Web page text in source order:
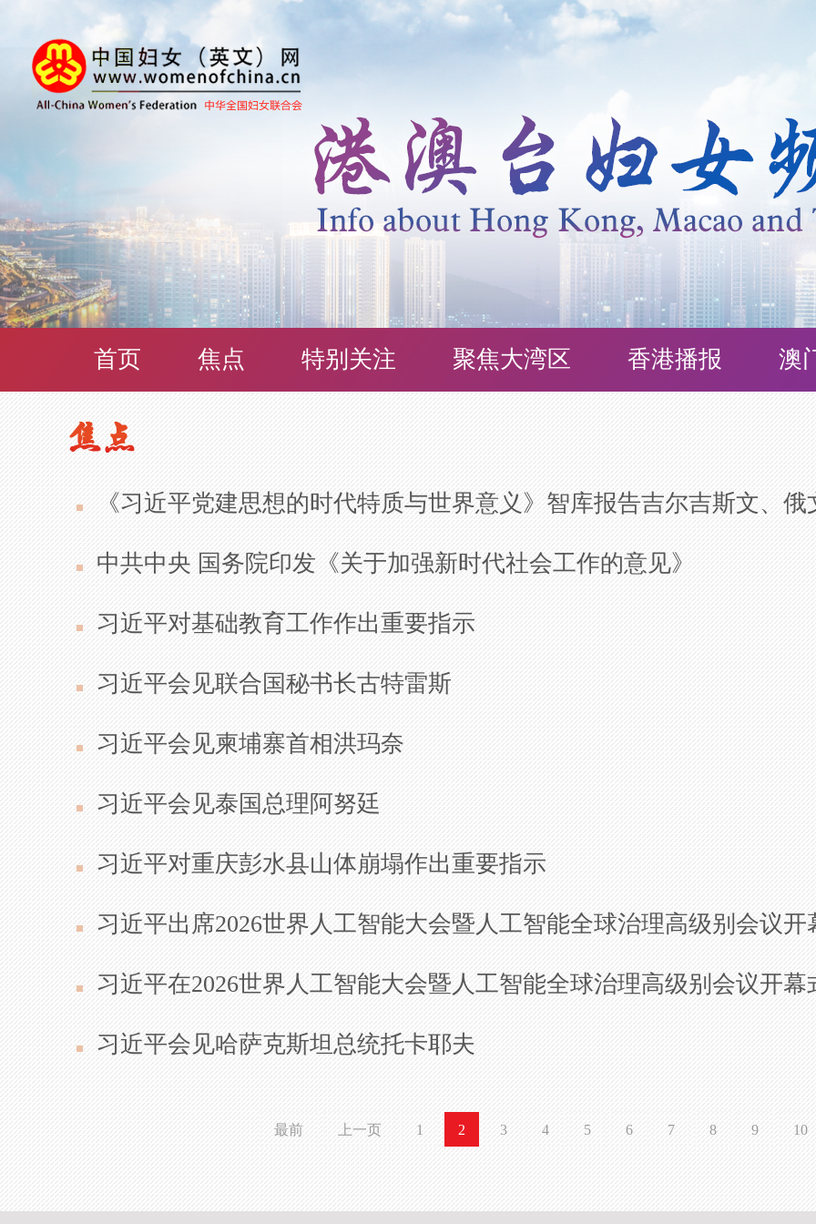
首页 焦点 特别关注 聚焦大湾区 香港播报 澳
《习近平党建思想的时代特质与世界意义》智库报告吉尔吉斯文、俄
中共中央 国务院印发《关于加强新时代社会工作的意见》
习近平对基础教育工作作出重要指示
习近平会见联合国秘书长古特雷斯
习近平会见柬埔寨首相洪玛奈
习近平会见泰国总理阿努廷
习近平对重庆彭水县山体崩塌作出重要指示
习近平出席2026世界人工智能大会暨人工智能全球治理高级别会议
习近平在2026世界人工智能大会暨人工智能全球治理高级别会议开
习近平会见哈萨克斯坦总统托卡耶夫
最前 上一页 1 2 3 4 5 6 7 8 9 10